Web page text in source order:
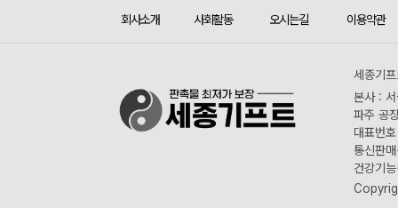
회사소개 사회활동 오시는길 이용약관
세종기
본사 :
파주 공
대표번
통신판
건강기